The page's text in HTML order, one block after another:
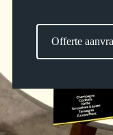
Offerte